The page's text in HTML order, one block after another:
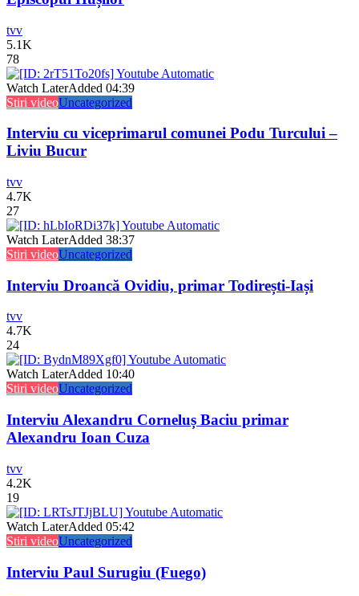
tvv
5.1K
78
Watch LaterAdded 04:39
Stiri videoUncategorized
Interviu cu viceprimarul comunei Podu Turcului –
Liviu Bucur
tvv
4.7K
27
Watch LaterAdded 38:37
Stiri videoUncategorized
Interviu Droancă Ovidiu, primar Todirești-Iași
tvv
4.7K
24
Watch LaterAdded 10:40
Stiri videoUncategorized
Interviu Alexandru Corneluș Baciu primar
Alexandru Ioan Cuza
tvv
4.2K
19
Watch LaterAdded 05:42
Stiri videoUncategorized
Interviu Paul Surugiu (Fuego)